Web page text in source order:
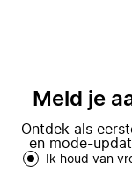
Meld je
Ontdek als
en mode-
Ik houd van